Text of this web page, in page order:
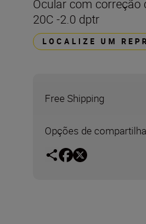
Ocular com correção
20C -2.0 dptr
LOCALIZE UM
Free Shipping
Opções de